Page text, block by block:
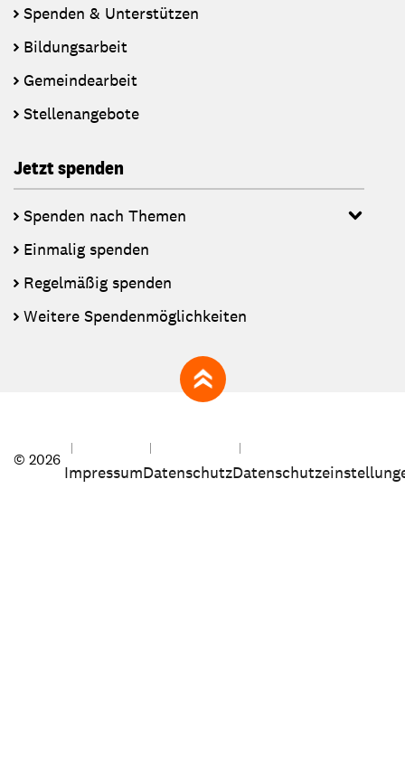
Spenden & Unterstützen
Bildungsarbeit
Gemeindearbeit
Stellenangebote
Jetzt spenden
Spenden nach Themen
Einmalig spenden
Regelmäßig spenden
Weitere Spendenmöglichkeiten
zum Seitenanfang
© 2026
ImpressumDatenschutz